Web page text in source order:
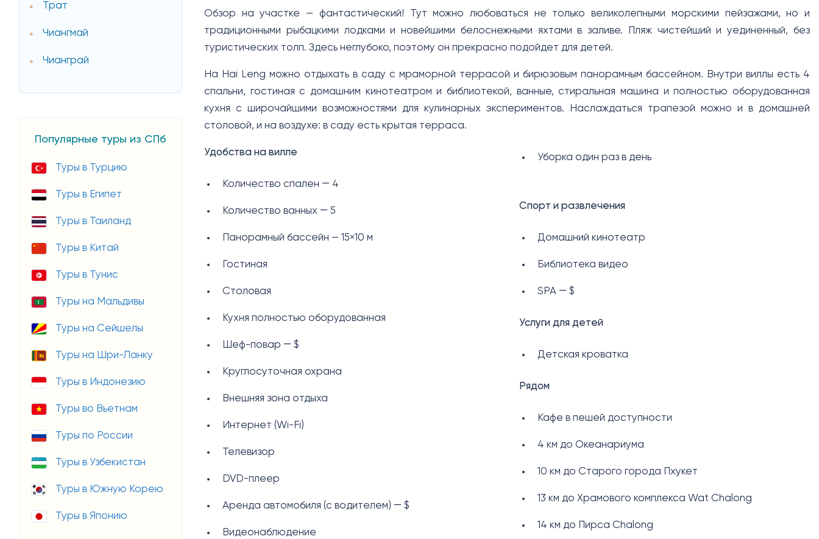
Трат
Чиангмай
Чианграй
Популярные туры из СПб
Туры в Турцию
Туры в Египет
Туры в Таиланд
Туры в Китай
Туры в Тунис
Туры на Мальдивы
Туры на Сейшелы
Туры на Шри-Ланку
Туры в Индонезию
Туры во Вьетнам
Туры по России
Туры в Узбекистан
Туры в Южную Корею
Туры в Японию
Обзор на участке — фантастический! Тут можно любоваться не только великолепными морскими пейзажами, но и
традиционными рыбацкими лодками и новейшими белоснежными яхтами в заливе. Пляж чистейший и уединенный, без
туристических толп. Здесь неглубоко, поэтому он прекрасно подойдет для детей.
На Hai Leng можно отдыхать в саду с мраморной террасой и бирюзовым панорамным бассейном. Внутри виллы есть 4
спальни, гостиная с домашним кинотеатром и библиотекой, ванные, стиральная машина и полностью оборудованная
кухня с широчайшими возможностями для кулинарных экспериментов. Наслаждаться трапезой можно и в домашней
столовой, и на воздухе: в саду есть крытая терраса.
Удобства на вилле
Количество спален ― 4
Количество ванных ― 5
Панорамный бассейн — 15×10 м
Гостиная
Столовая
Кухня полностью оборудованная
Шеф-повар ― $
Круглосуточная охрана
Внешняя зона отдыха
Интернет (Wi-Fi)
Телевизор
DVD-плеер
Аренда автомобиля (с водителем) ― $
Видеонаблюдение
Уборка один раз в день
Спорт и развлечения
Домашний кинотеатр
Библиотека видео
SPA ― $
Услуги для детей
Детская кроватка
Рядом
Кафе в пешей доступности
4 км до Океанариума
10 км до Старого города Пхукет
13 км до Храмового комплекса Wat Chalong
14 км до Пирса Chalong